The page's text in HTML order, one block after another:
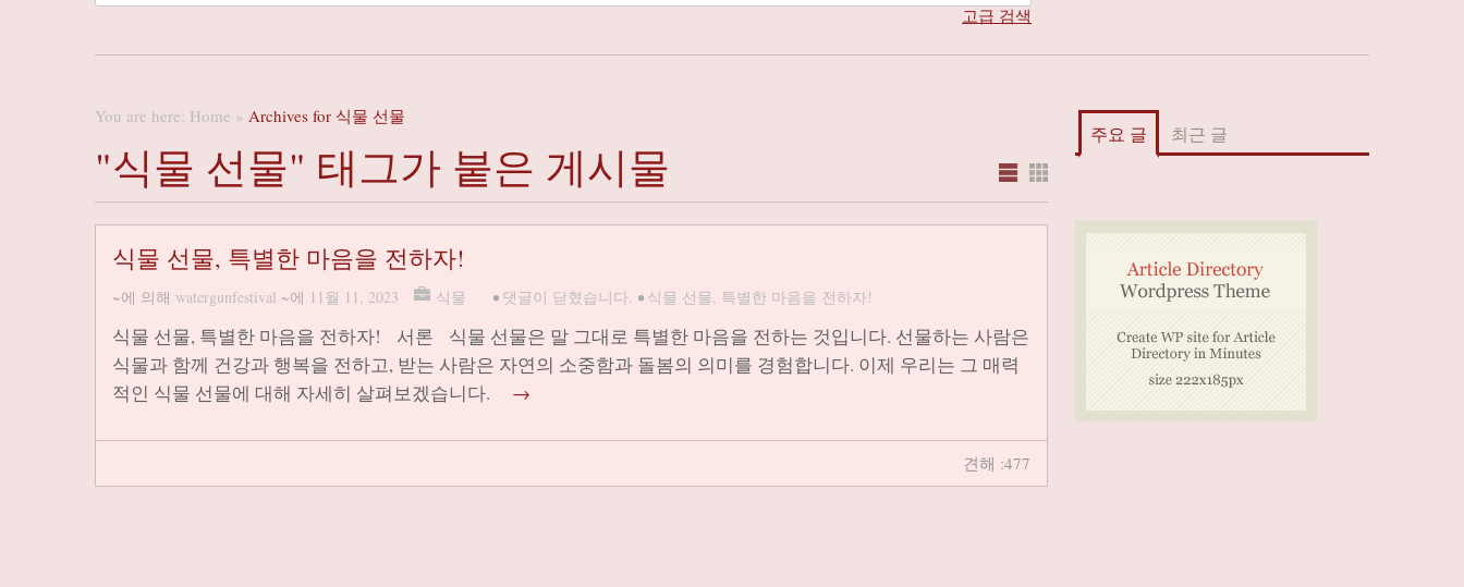
고급 검색
You are here: Home » Archives for 식물 선물
"식물 선물" 태그가 붙은 게시물
식물 선물, 특별한 마음을 전하자!
~에 의해 watergunfestival ~에 11월 11, 2023 식물 • 댓글이 닫혔습니다. • 식물 선물, 특별한 마음을 전하자!
식물 선물, 특별한 마음을 전하자! 서론 식물 선물은 말 그대로 특별한 마음을 전하는 것입니다. 선물하는 사람은
식물과 함께 건강과 행복을 전하고, 받는 사람은 자연의 소중함과 돌봄의 의미를 경험합니다. 이제 우리는 그 매력
적인 식물 선물에 대해 자세히 살펴보겠습니다.
→
견해 :477
주요 글 최근 글